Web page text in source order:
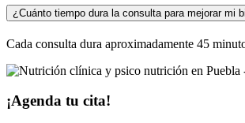
¿Cuánto tiempo dura la consulta para mejorar mi
Cada consulta dura aproximadamente 45
¡Agenda tu cita!